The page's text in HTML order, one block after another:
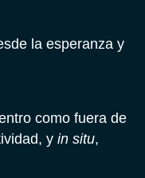
la esperanza y
como fuera de
y in situ,